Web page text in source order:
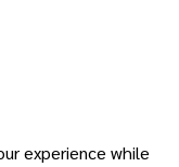
experience while